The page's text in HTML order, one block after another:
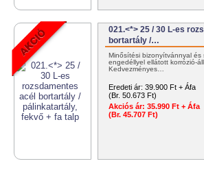
021.<*> 25 / 30 L-es
bortartály /…
Minősítési bizonyítvánnyal és
engedéllyel ellátott korrózió-
Kedvezményes…
Eredeti ár: 39.900 Ft + Áfa
(Br. 50.673 Ft)
Akciós ár: 35.990 Ft + Áfa
(Br. 45.707 Ft)